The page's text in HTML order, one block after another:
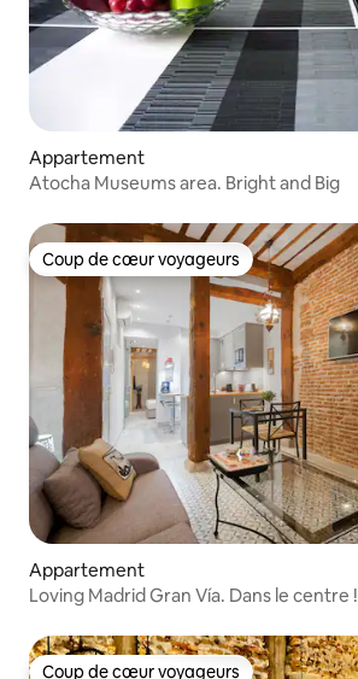
Appartement
Atocha Museums area. Bright and Big
Coup de cœur voyageurs
Coup de cœur voyageurs
Appartement
Loving Madrid Gran Vía. Dans le centre !
Coup de cœur voyageurs